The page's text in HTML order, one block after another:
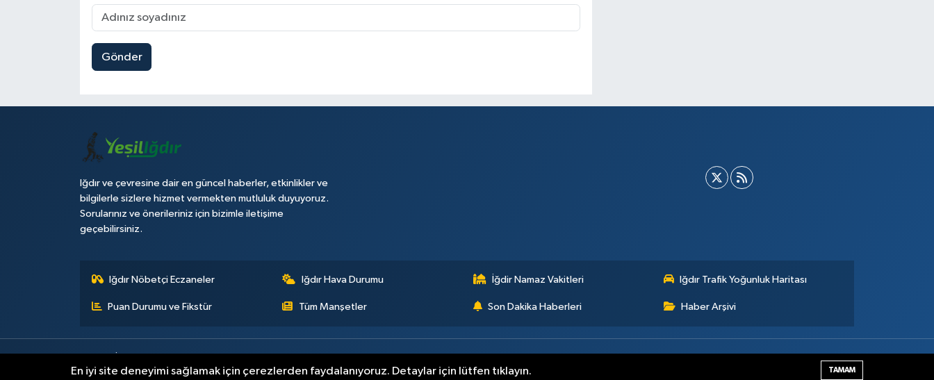
Gönder
Iğdır ve çevresine dair en güncel haberler, etkinlikler ve
bilgilerle sizlere hizmet vermekten mutluluk duyuyoruz.
Sorularınız ve önerileriniz için bizimle iletişime
geçebilirsiniz.
Iğdır Nöbetçi Eczaneler Iğdır Hava Durumu İğdir Namaz Vakitleri Iğdır Trafik Yoğunluk Haritası
Puan Durumu ve Fikstür Tüm Manşetler Son Dakika Haberleri Haber Arşivi
TE Bilişim
En iyi site deneyimi sağlamak için çerezlerden faydalanıyoruz. Detaylar için lütfen tıklayın. TAMAM